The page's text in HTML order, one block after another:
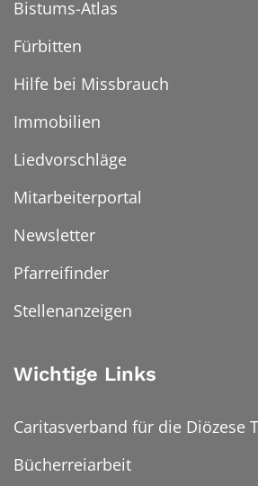
Bistums-Atlas
Fürbitten
Hilfe bei Missbrauch
Immobilien
Liedvorschläge
Mitarbeiterportal
Newsletter
Pfarreifinder
Stellenanzeigen
Wichtige Links
Caritasverband für die Diözese
Bücherreiarbeit